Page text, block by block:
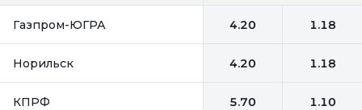
Газпром-ЮГРА 4.20 1.18
Норильск 4.20 1.18
КПРФ 5.70 1.10